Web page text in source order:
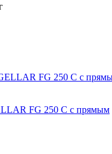
FG 250 C с прямым